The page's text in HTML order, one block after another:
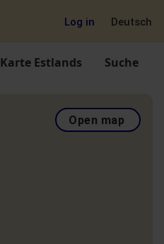
Log in Deutsch
Karte Estlands Suche
Open map